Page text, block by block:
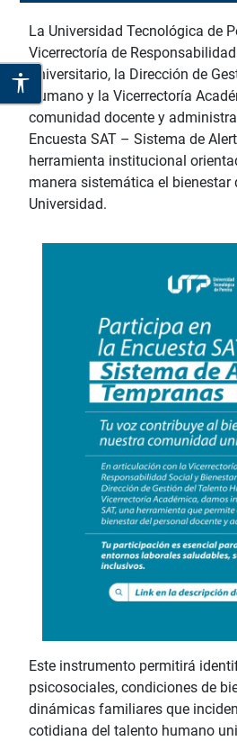
La Universidad Tecnológica de
Vicerrectoría de
Universitario, la Dirección de
Humano y la Vicerrectoría
comunidad docente y
Encuesta SAT – Sistema de
herramienta institucional
manera sistemática el bienestar
Universidad.
Este instrumento permitirá
psicosociales, condiciones de
dinámicas familiares que
cotidiana del talento humano